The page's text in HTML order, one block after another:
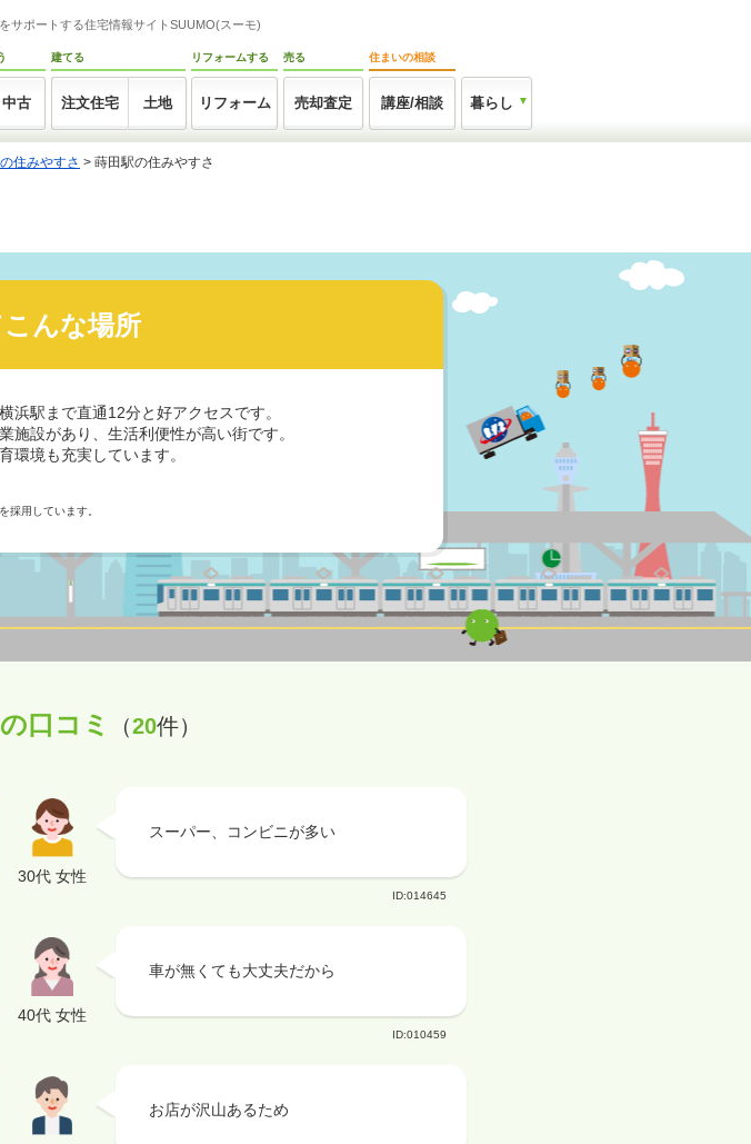
サポートする住宅情報サイトSUUMO(スーモ)
中古
建てる
注文住宅 土地
リフォームする
リフォーム
売る
売却査定
住まいの相談
講座/相談 暮らし
住みやすさ > 蒔田駅の住みやすさ
んな場所
浜駅まで直通12分と好アクセスです。
設があり、生活利便性が高い街です。
環境も充実しています。
採用しています。
口コミ （20件）
30代 女性
スーパー、コンビニが多い
ID:014645
40代 女性
車が無くても大丈夫だから
ID:010459
お店が沢山あるため